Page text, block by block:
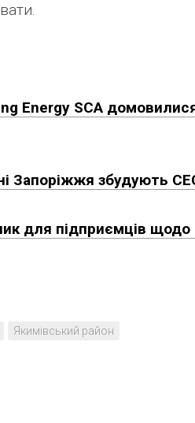
Energy SCA
Запоріжжя збудують
для підприємців
Якимівський район